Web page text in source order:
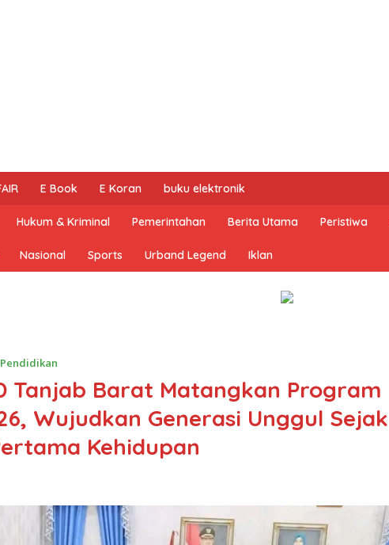
E Book E Koran buku elektronik
Hukum & Kriminal Pemerintahan Berita Utama Peristiwa
Nasional Sports Urband Legend Iklan
Pendidikan
Tanjab Barat Matangkan Program
Wujudkan Generasi Unggul Sejak
Kehidupan